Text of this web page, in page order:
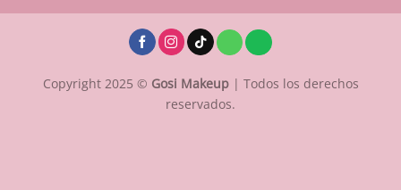
Copyright 2025 © Gosi Makeup | Todos los derechos
reservados.